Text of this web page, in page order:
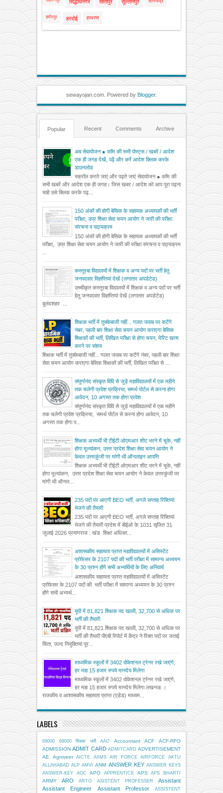
सिद्धार्थनगर सीतापुर सुल्तानपुर
हमीरपुर हरदोई हाथरस
sewayojan.com. Powered by Blogger.
Popular Recent Comments Archive
अब सेवायोजन ● कॉम की सभी पोस्ट्स / खबरें / आदेश
एक ही जगह देखें, पढ़ें और करें आदेश क्लिक करके
डाउनलोड
स्क्रॉल करते जाएं और पढ़ते जाएं सेवायोजन ● कॉम की
सभी खबरें और आदेश एक ही जगह। जिस खबर / आदेश को आप पूरा पढ़ना
चाहें उसे क्लिक करके पढ़...
150 अंकों की होगी बेसिक के सहायक अध्यापकों की भर्ती
परीक्षा, उप्र शिक्षा सेवा चयन आयोग ने जारी की परीक्षा
संरचना व पाठ्यक्रम
150 अंकों की होगी बेसिक के सहायक अध्यापकों की भर्ती
परीक्षा, उप्र शिक्षा सेवा चयन आयोग ने जारी की परीक्षा संरचना व पाठ्यक्रम
कस्तूरबा विद्यालयों में शिक्षक व अन्य पदों पर भर्ती हेतु
जनपदवार विज्ञप्तियां देखें (लगातार अपडेटेड)
उच्चीकृत कस्तूरबा विद्यालयों में शिक्षक व अन्य पदों पर भर्ती
हेतु जनपदवार विज्ञप्तियां देखें (लगातार अपडेटेड)
बुलंदशहर ...
शिक्षक भर्ती में तुक्केबाजी नहीं... गलत जवाब पर कटेंगे
नंबर, पहली बार शिक्षा सेवा चयन आयोग कराएगा बेसिक
शिक्षकों की भर्ती, लिखित परीक्षा से होगा चयन, मेरिट खत्म
करने पर संशय
शिक्षक भर्ती में तुक्केबाजी नहीं... गलत जवाब पर कटेंगे नंबर, पहली बार शिक्षा
सेवा चयन आयोग कराएगा बेसिक शिक्षकों की भर्ती, लिखित परीक्षा से ...
संपूर्णानंद संस्कृत विवि से जुड़े महाविद्यालयों में एक महीने
तक चलेगी प्रवेश प्रक्रिया, समर्थ पोर्टल से करना होगा
आवेदन, 10 अगस्त तक होगा प्रवेश
संपूर्णानंद संस्कृत विवि से जुड़े महाविद्यालयों में एक महीने
तक चलेगी प्रवेश प्रक्रिया, समर्थ पोर्टल से करना होगा आवेदन, 10
अगस्त तक होगा प...
शिक्षक अभ्यर्थी भी टीईटी ओएमआर शीट भरने में चूके, नहीं
होगा मूल्यांकन, उत्तर प्रदेश शिक्षा सेवा चयन आयोग ने
केवल उत्तरकुंजी पर मांगी थी ऑनलाइन आपत्ति
शिक्षक अभ्यर्थी भी टीईटी ओएमआर शीट भरने में चूके, नहीं
होगा मूल्यांकन, उत्तर प्रदेश शिक्षा सेवा चयन आयोग ने केवल उत्तरकुंजी पर
मांगी थी ऑनल...
235 पदों पर आएगी BEO भर्ती, अगले सप्ताह रिक्तियां
भेजने की तैयारी
235 पदों पर आएगी BEO भर्ती, अगले सप्ताह रिक्तियां
भेजने की तैयारी प्रदेश में बीईओ के 1031 सृजित 31
जुलाई 2026 प्रयागराज : खंड शिक्षा अधिका...
अशासकीय सहायता प्राप्त महाविद्यालयों में असिस्टेंट
प्रोफेसर के 2107 पदों की भर्ती परीक्षा में सामान्य अध्ययन
के 30 प्रश्न होंगे सभी अभ्यर्थियों के लिए अनिवार्य
अशासकीय सहायता प्राप्त महाविद्यालयों में असिस्टेंट
प्रोफेसर के 2107 पदों की भर्ती परीक्षा में सामान्य अध्ययन के 30 प्रश्न
होंगे सभी अभ्यर्थ...
यूपी में 81,821 शिक्षक पद खाली, 32,700 से अधिक पर
भर्ती की तैयारी
यूपी में 81,821 शिक्षक पद खाली, 32,700 से अधिक पर
भर्ती की तैयारी पीएबी रिपोर्ट में केंद्र ने रिक्त पदों पर जताई
चिंता, जल्द नियुक्तियां पूर...
माध्यमिक स्कूलों में 3402 वोकेशनल ट्रेनर रखे जाएंगे,
हर माह 15 हजार रुपये मानदेय मिलेगा
माध्यमिक स्कूलों में 3402 वोकेशनल ट्रेनर रखे जाएंगे,
हर माह 15 हजार रुपये मानदेय मिलेगा लखनऊ ।
राजकीय व आशासकीय सहायता प्राप्त (एडेड) माध्यम...
LABELS
69000 69000 शिक्षक भर्ती AAO Accountant ACF
ACF-RFO
ADMISSION ADMIT CARD ADMITCARD ADVERTISEMENT
AE
Agniveer AICTE AIIMS AIR FORCE AIRFORCE
AKTU
ALLAHABAD ALP AMVI ANM ANSWER KEY ANSWER KEYS
ANSWER-KEY
AOC APO APPRENTICE APS APS BHARTI
ARMY ARO ARTO ASISTENT PROFESSER
Assistant
Assistant Engineer
Assistant Professor
ASSISTENT